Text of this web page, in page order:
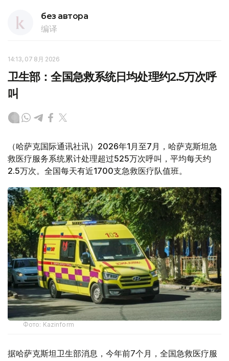
без автора
编译
14:13, 07 8月 2026
卫生部：全国急救系统日均处理约2.5万次呼
叫
（哈萨克国际通讯社讯）2026年1月至7月，哈萨克斯坦急
救医疗服务系统累计处理超过525万次呼叫，平均每天约
2.5万次。全国每天有近1700支急救医疗队值班。
Фото: Kazinform
据哈萨克斯坦卫生部消息，今年前7个月，全国急救医疗服